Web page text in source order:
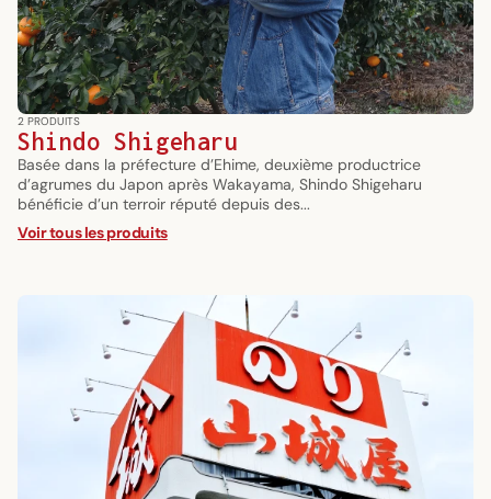
2 PRODUITS
Shindo Shigeharu
Basée dans la préfecture d’Ehime, deuxième productrice
d’agrumes du Japon après Wakayama, Shindo Shigeharu
bénéficie d’un terroir réputé depuis des...
Voir tous les produits